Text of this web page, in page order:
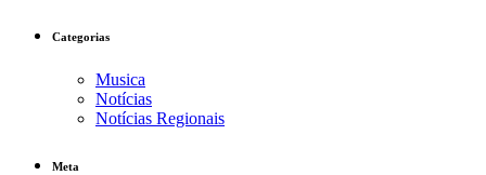
Categorias
Musica
Notícias
Notícias Regionais
Meta